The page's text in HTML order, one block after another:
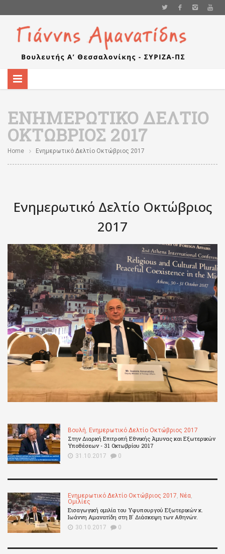
ΕΝΗΜΕΡΩΤΙΚΌ ΔΕΛΤΊΟ
ΟΚΤΏΒΡΙΟΣ 2017
Home Ενημερωτικό Δελτίο Οκτώβριος 2017
Ενημερωτικό Δελτίο Οκτώβριος
2017
Βουλή Ενημερωτικό Δελτίο Οκτώβριος 2017
Στην Διαρκή Επιτροπή Εθνικής Άμυνας και Εξωτερικών
Υποθέσεων - 31 Οκτωβρίου 2017
31.10.2017 0
Ενημερωτικό Δελτίο Οκτώβριος 2017 Νέα
Ομιλίες
Εισαγωγική ομιλία του Υφυπουργού Εξωτερικών κ.
Ιωάννη Αμανατίδη στη Β΄ Διάσκεψη των Αθηνών.
30.10.2017 0